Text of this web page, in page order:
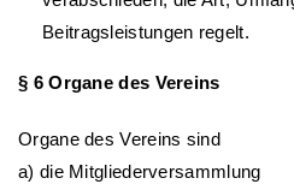
Beitragsleistungen regelt.
§ 6 Organe des Vereins
Organe des Vereins sind
a) die Mitgliederversammlung